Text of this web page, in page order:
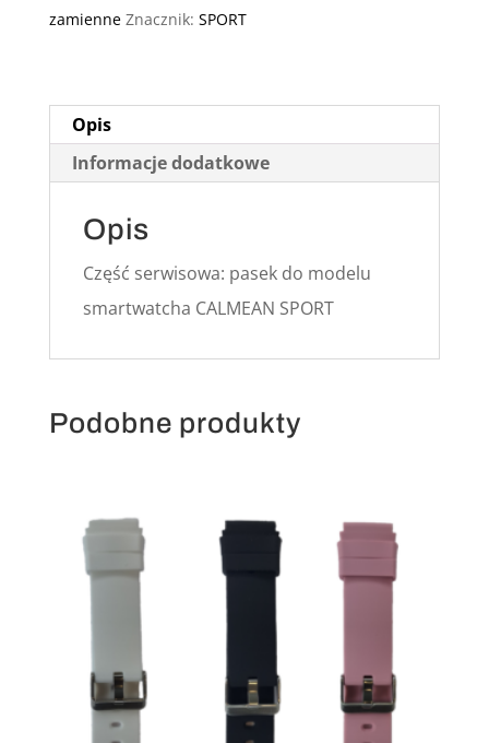
SPORT
zamienne Znacznik: SPORT
Opis
Informacje dodatkowe
Opis
Część serwisowa: pasek do modelu
smartwatcha CALMEAN SPORT
Podobne produkty